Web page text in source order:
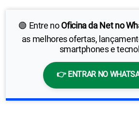
🟢 Entre noOficina da Net no
as melhores ofertas,
smartphones e
👉 ENTRAR NO